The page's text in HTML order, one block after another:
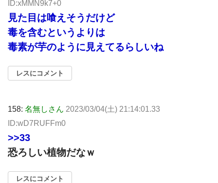
ID:xMMN9k7+0
見た目は喰えそうだけど
毒を含むというよりは
毒素が芋のように見えてるらしいね
レスにコメント
158: 名無しさん 2023/03/04(土) 21:14:01.33
ID:wD7RUFFm0
>>33
恐ろしい植物だなｗ
レスにコメント